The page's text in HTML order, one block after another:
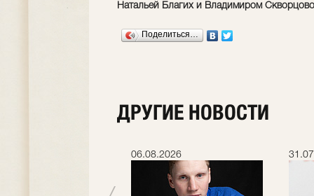
Натальей Благих и Владимиром
Поделиться…
ДРУГИЕ НОВОСТИ
06.08.2026